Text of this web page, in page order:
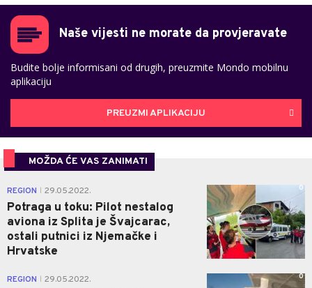
Naše vijesti ne morate da provjeravate
Budite bolje informisani od drugih, preuzmite Mondo mobilnu
aplikaciju
PREUZMI APLIKACIJU
MOŽDA ĆE VAS ZANIMATI
REGION 29.05.2022.
Potraga u toku: Pilot nestalog
aviona iz Splita je Švajcarac,
ostali putnici iz Njemačke i
Hrvatske
0
REGION 29.05.2022. 0